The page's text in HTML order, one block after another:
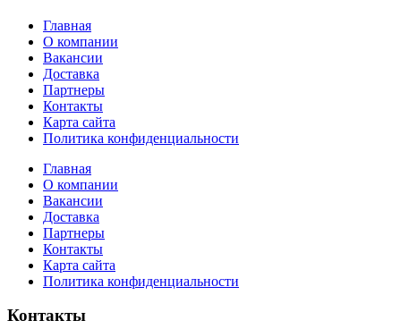
Главная
О компании
Вакансии
Доставка
Партнеры
Контакты
Карта сайта
Политика конфиденциальности
Главная
О компании
Вакансии
Доставка
Партнеры
Контакты
Карта сайта
Политика конфиденциальности
Контакты